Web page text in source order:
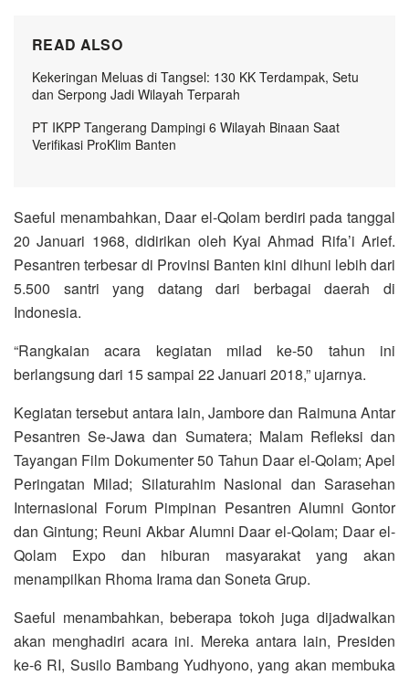
READ ALSO
Kekeringan Meluas di Tangsel: 130 KK Terdampak, Setu
dan Serpong Jadi Wilayah Terparah
PT IKPP Tangerang Dampingi 6 Wilayah Binaan Saat
Verifikasi ProKlim Banten
Saeful menambahkan, Daar el-Qolam berdiri pada tanggal
20 Januari 1968, didirikan oleh Kyai Ahmad Rifa’i Arief.
Pesantren terbesar di Provinsi Banten kini dihuni lebih dari
5.500 santri yang datang dari berbagai daerah di
Indonesia.
“Rangkaian acara kegiatan milad ke-50 tahun ini
berlangsung dari 15 sampai 22 Januari 2018,” ujarnya.
Kegiatan tersebut antara lain, Jambore dan Raimuna Antar
Pesantren Se-Jawa dan Sumatera; Malam Refleksi dan
Tayangan Film Dokumenter 50 Tahun Daar el-Qolam; Apel
Peringatan Milad; Silaturahim Nasional dan Sarasehan
Internasional Forum Pimpinan Pesantren Alumni Gontor
dan Gintung; Reuni Akbar Alumni Daar el-Qolam; Daar el-
Qolam Expo dan hiburan masyarakat yang akan
menampilkan Rhoma Irama dan Soneta Grup.
Saeful menambahkan, beberapa tokoh juga dijadwalkan
akan menghadiri acara ini. Mereka antara lain, Presiden
ke-6 RI, Susilo Bambang Yudhyono, yang akan membuka